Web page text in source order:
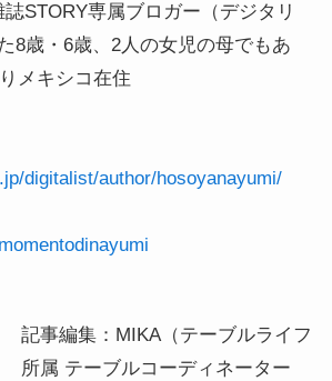
STORY専属ブロガー（デジタリ
8歳・6歳、2人の女児の母でもあ
メキシコ在住
digitalist/author/hosoyanayumi/
記事編集：MIKA（テーブルライフ
所属 テーブルコーディネーター